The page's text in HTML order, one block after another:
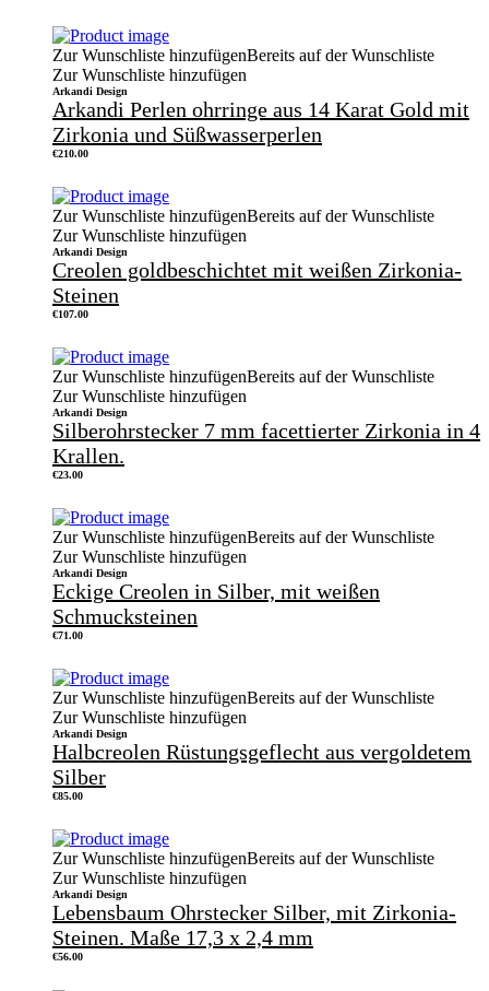
Zur Wunschliste hinzufügenBereits auf der Wunschliste
Zur Wunschliste hinzufügen
Arkandi Design
Arkandi Perlen ohrringe aus 14 Karat Gold mit
Zirkonia und Süßwasserperlen
€210.00
Zur Wunschliste hinzufügenBereits auf der Wunschliste
Zur Wunschliste hinzufügen
Arkandi Design
Creolen goldbeschichtet mit weißen Zirkonia-
Steinen
€107.00
Zur Wunschliste hinzufügenBereits auf der Wunschliste
Zur Wunschliste hinzufügen
Arkandi Design
Silberohrstecker 7 mm facettierter Zirkonia in 4
Krallen.
€23.00
Zur Wunschliste hinzufügenBereits auf der Wunschliste
Zur Wunschliste hinzufügen
Arkandi Design
Eckige Creolen in Silber, mit weißen
Schmucksteinen
€71.00
Zur Wunschliste hinzufügenBereits auf der Wunschliste
Zur Wunschliste hinzufügen
Arkandi Design
Halbcreolen Rüstungsgeflecht aus vergoldetem
Silber
€85.00
Zur Wunschliste hinzufügenBereits auf der Wunschliste
Zur Wunschliste hinzufügen
Arkandi Design
Lebensbaum Ohrstecker Silber, mit Zirkonia-
Steinen. Maße 17,3 x 2,4 mm
€56.00